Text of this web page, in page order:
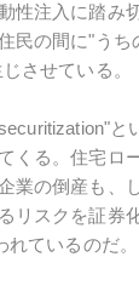
性注入に踏み
民の間に"うち
させている。
と
くる。住宅ロ
業の倒産も、
リスクを証券
ているのだ。